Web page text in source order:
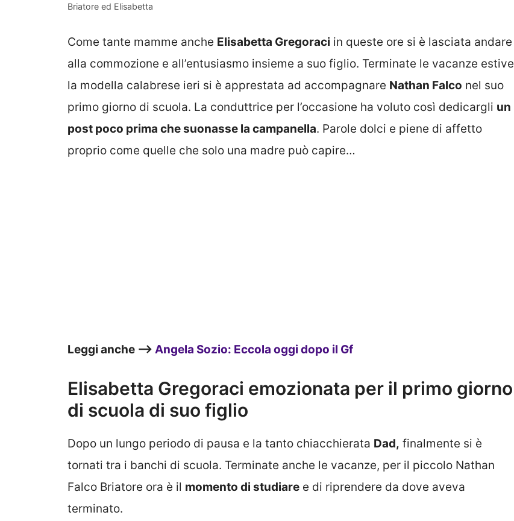
Briatore ed Elisabetta
Come tante mamme anche Elisabetta Gregoraci in queste ore si è lasciata andare
alla commozione e all’entusiasmo insieme a suo figlio. Terminate le vacanze estive
la modella calabrese ieri si è apprestata ad accompagnare Nathan Falco nel suo
primo giorno di scuola. La conduttrice per l’occasione ha voluto così dedicargli un
post poco prima che suonasse la campanella. Parole dolci e piene di affetto
proprio come quelle che solo una madre può capire…
Leggi anche –> Angela Sozio: Eccola oggi dopo il Gf
Elisabetta Gregoraci emozionata per il primo giorno
di scuola di suo figlio
Dopo un lungo periodo di pausa e la tanto chiacchierata Dad, finalmente si è
tornati tra i banchi di scuola. Terminate anche le vacanze, per il piccolo Nathan
Falco Briatore ora è il momento di studiare e di riprendere da dove aveva
terminato.